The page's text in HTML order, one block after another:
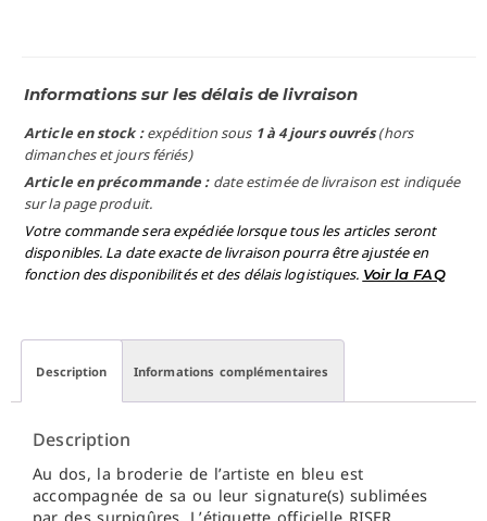
Informations sur les délais de livraison
Article en stock :expédition sous 1 à 4 jours ouvrés(hors
dimanches et jours fériés)
Article en précommande : date estimée de livraison est indiquée
sur la page produit.
Votre commande sera expédiée lorsque tous les articles seront
disponibles. La date exacte de livraison pourra être ajustée en
fonction des disponibilités et des délais logistiques. Voir la FAQ
Description Informations complémentaires
Description
Au dos, la broderie de l’artiste en bleu est
accompagnée de sa ou leur signature(s) sublimées